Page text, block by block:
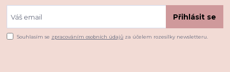
Přihlásit se
Souhlasím se zpracováním osobních údajů za účelem rozesílky newsletteru.